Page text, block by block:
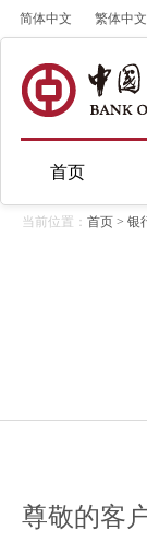
简体中文 繁体中文
首页
当前位置： 首页 > 银
尊敬的客